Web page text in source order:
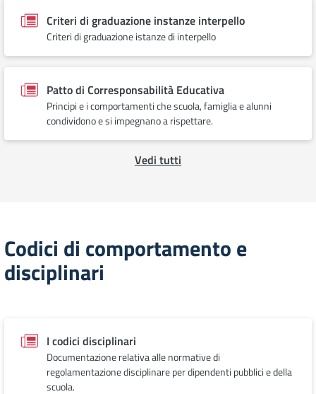
Criteri di graduazione instanze interpello
Criteri di graduazione istanze di interpello
Patto di Corresponsabilità Educativa
Principi e i comportamenti che scuola, famiglia e alunni
condividono e si impegnano a rispettare.
Vedi tutti
Codici di comportamento e
disciplinari
I codici disciplinari
Documentazione relativa alle normative di
regolamentazione disciplinare per dipendenti pubblici e della
scuola.